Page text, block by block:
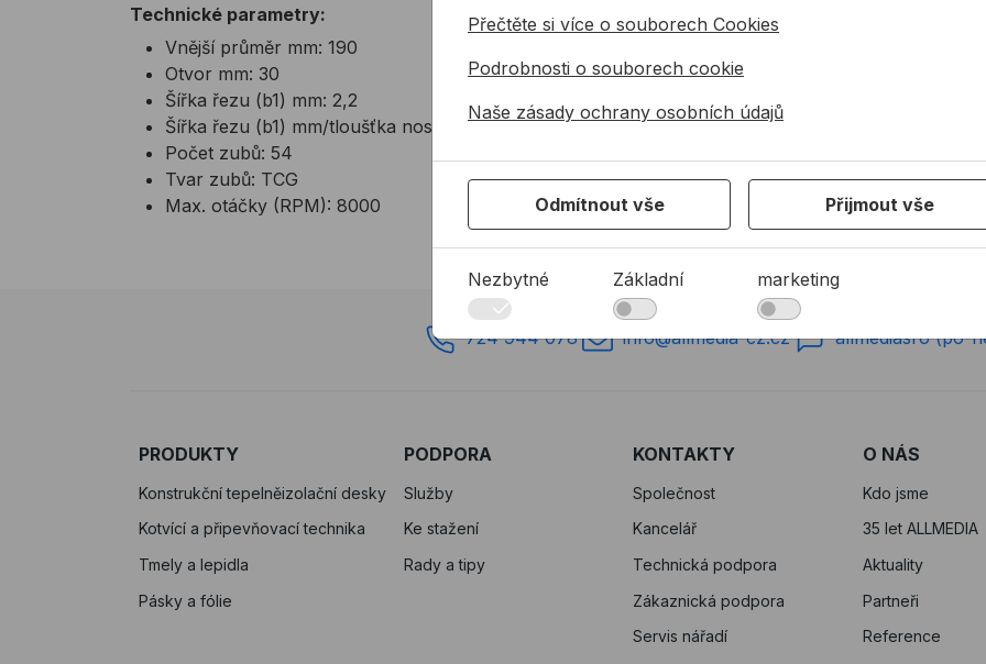
Technické parametry:
Vnější průměr mm: 190
Otvor mm: 30
Šířka řezu (b1) mm: 2,2
Šířka řezu (b1) mm/tloušťka nosného kotouče (b2) mm: 2,2/1,6
Počet zubů: 54
Tvar zubů: TCG
Max. otáčky (RPM): 8000
724 944 078 info@allmedia-cz.cz allmediasro (po-
PRODUKTY
Konstrukční tepelněizolační desky
Kotvící a připevňovací technika
Tmely a lepidla
Pásky a fólie
PODPORA
Služby
Ke stažení
Rady a tipy
KONTAKTY
Společnost
Kancelář
Technická podpora
Zákaznická podpora
Servis nářadí
O NÁS
Kdo jsme
35 let ALLMEDIA
Aktuality
Partneři
Reference
Přečtěte si více o souborech Cookies
Podrobnosti o souborech cookie
Naše zásady ochrany osobních údajů
Odmítnout vše Přijmout vše
Nezbytné Základní marketing